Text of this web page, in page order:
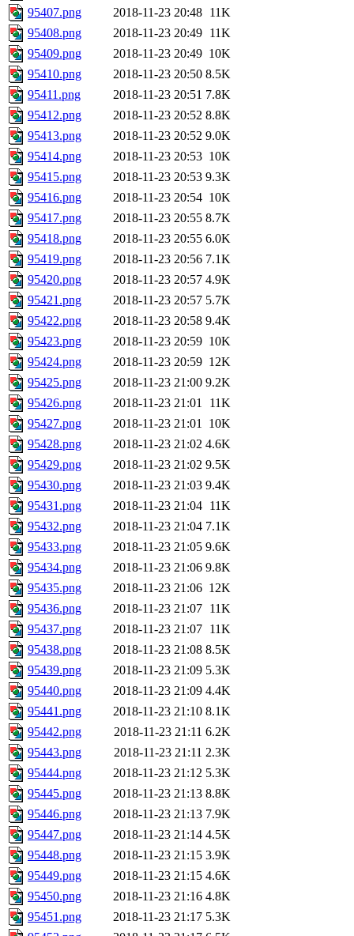
95407.png
2018-11-23 20:48 11K
95408.png
2018-11-23 20:49 11K
95409.png
2018-11-23 20:49 10K
95410.png
2018-11-23 20:50 8.5K
95411.png
2018-11-23 20:51 7.8K
95412.png
2018-11-23 20:52 8.8K
95413.png
2018-11-23 20:52 9.0K
95414.png
2018-11-23 20:53 10K
95415.png
2018-11-23 20:53 9.3K
95416.png
2018-11-23 20:54 10K
95417.png
2018-11-23 20:55 8.7K
95418.png
2018-11-23 20:55 6.0K
95419.png
2018-11-23 20:56 7.1K
95420.png
2018-11-23 20:57 4.9K
95421.png
2018-11-23 20:57 5.7K
95422.png
2018-11-23 20:58 9.4K
95423.png
2018-11-23 20:59 10K
95424.png
2018-11-23 20:59 12K
95425.png
2018-11-23 21:00 9.2K
95426.png
2018-11-23 21:01
11K
95427.png
2018-11-23 21:01 10K
95428.png
2018-11-23 21:02 4.6K
95429.png
2018-11-23 21:02 9.5K
95430.png
2018-11-23 21:03 9.4K
95431.png
2018-11-23 21:04 11K
95432.png
2018-11-23 21:04 7.1K
95433.png
2018-11-23 21:05 9.6K
95434.png
2018-11-23 21:06 9.8K
95435.png
2018-11-23 21:06 12K
95436.png
2018-11-23 21:07 11K
95437.png
2018-11-23 21:07 11K
95438.png
2018-11-23 21:08 8.5K
95439.png
2018-11-23 21:09 5.3K
95440.png
2018-11-23 21:09 4.4K
95441.png
2018-11-23 21:10 8.1K
95442.png
2018-11-23 21:11 6.2K
95443.png
2018-11-23 21:11 2.3K
95444.png
2018-11-23 21:12 5.3K
95445.png
2018-11-23 21:13 8.8K
95446.png
2018-11-23 21:13 7.9K
95447.png
2018-11-23 21:14 4.5K
95448.png
2018-11-23 21:15 3.9K
95449.png
2018-11-23 21:15 4.6K
95450.png
2018-11-23 21:16 4.8K
95451.png
2018-11-23 21:17 5.3K